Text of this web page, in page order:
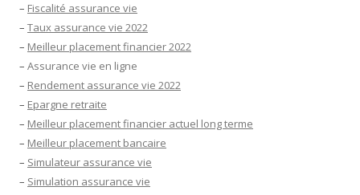
– Fiscalité assurance vie
– Taux assurance vie 2022
– Meilleur placement financier 2022
– Assurance vie en ligne
– Rendement assurance vie 2022
– Epargne retraite
– Meilleur placement financier actuel long terme
– Meilleur placement bancaire
– Simulateur assurance vie
– Simulation assurance vie